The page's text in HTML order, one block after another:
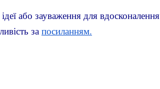
або зауваження для вдосконалення
за посиланням.